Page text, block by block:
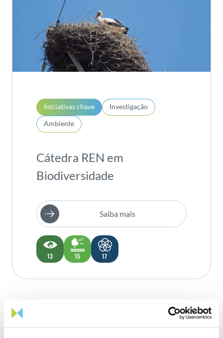
Iniciativas chave
Investigação
Ambiente
Cátedra REN em
Biodiversidade
Saiba mais
13 15 17